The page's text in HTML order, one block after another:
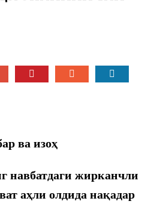
ва изоҳ
навбатдаги жирканчли
аҳли олдида нақадар